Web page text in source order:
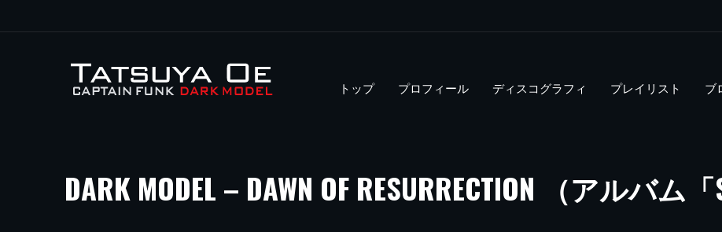
トップ プロフィール ディスコグラフィ プレイリスト ブ
DARK MODEL – DAWN OF RESURRECTION （アルバム